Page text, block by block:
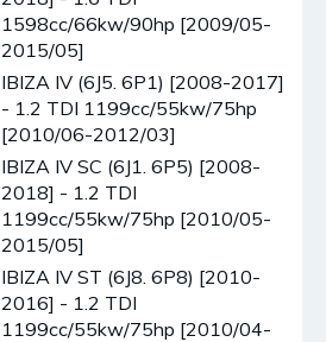
1598cc/66kw/90hp [2009/05-
2015/05]
IBIZA IV (6J5. 6P1) [2008-2017]
- 1.2 TDI 1199cc/55kw/75hp
[2010/06-2012/03]
IBIZA IV SC (6J1. 6P5) [2008-
2018] - 1.2 TDI
1199cc/55kw/75hp [2010/05-
2015/05]
IBIZA IV ST (6J8. 6P8) [2010-
2016] - 1.2 TDI
1199cc/55kw/75hp [2010/04-